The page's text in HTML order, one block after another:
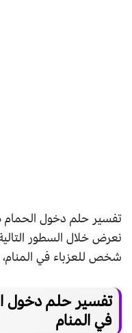
تفسير حلم دخول
نعرض خلال السطور
شخص للعزباء في
تفسير حلم دخول
في المنام